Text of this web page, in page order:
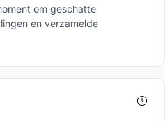
om geschatte
en verzamelde